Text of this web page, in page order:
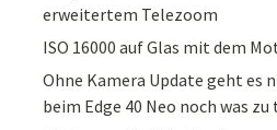
erweitertem Telezoom
ISO 16000 auf Glas mit dem
Ohne Kamera Update geht es
beim Edge 40 Neo noch was zu